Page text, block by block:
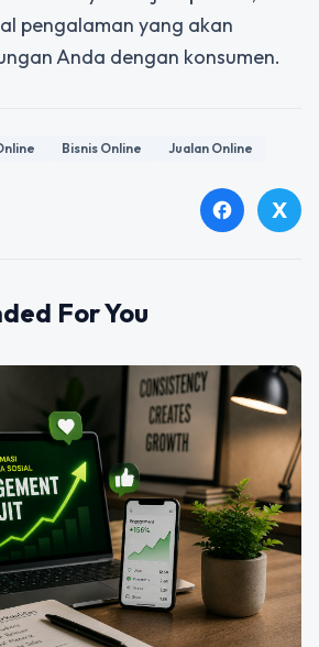
pengalaman yang akan
Anda dengan konsumen.
Bisnis Online Jualan Online
facebook X
For You